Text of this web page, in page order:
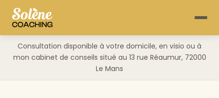
Consultation disponible à votre domicile, en visio ou à
mon cabinet de conseils situé au 13 rue Réaumur, 72000
Le Mans